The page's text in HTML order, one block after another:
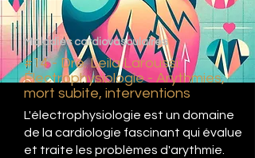
Maladies cardiovasculaires
#14 - Dre. Leila Laroussi:
Électrophysiologie - Arythmies,
mort subite, interventions
L'électrophysiologie est un domaine
de la cardiologie fascinant qui évalue
et traite les problèmes d'arythmie.